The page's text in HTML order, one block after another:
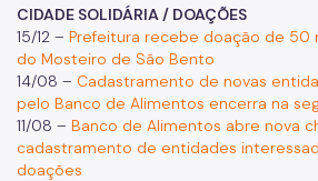
CIDADE SOLIDÁRIA / DOAÇÕES
15/12 – Prefeitura recebe doação de 50
do Mosteiro de São Bento
14/08 – Cadastramento de novas
pelo Banco de Alimentos encerra na
11/08 – Banco de Alimentos abre nova
cadastramento de entidades
doações